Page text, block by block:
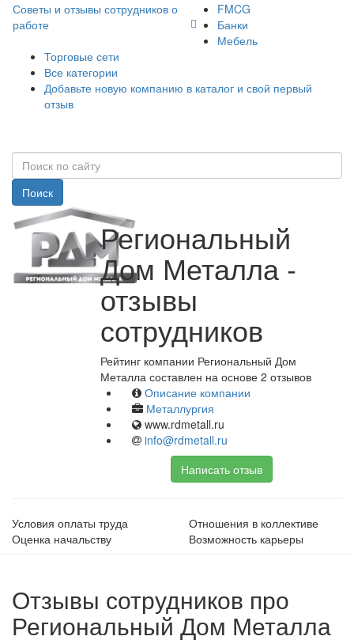
Советы и отзывы сотрудников о
работе
FMCG
Банки
Мебель
Торговые сети
Все категории
Добавьте новую компанию в каталог и свой первый
отзыв
Поиск
Региональный
Дом Металла -
отзывы
сотрудников
Рейтинг компании Региональный Дом
Металла составлен на основе 2 отзывов
Описание компании
Металлургия
www.rdmetall.ru
info@rdmetall.ru
Написать отзыв
Условия оплаты труда
Отношения в коллективе
Оценка начальству
Возможность карьеры
Отзывы сотрудников про
Региональный Дом Металла